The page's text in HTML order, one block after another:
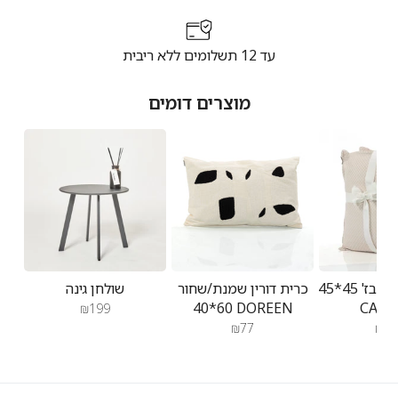
עד 12 תשלומים ללא ריבית
מוצרים דומים
שולחן גינה
₪199
כרית דורין שמנת/שחור
60*40 DOREEN
₪77
זוג כריות קמיל בז' 45*45